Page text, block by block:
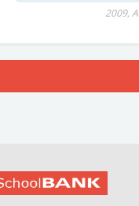
2009,